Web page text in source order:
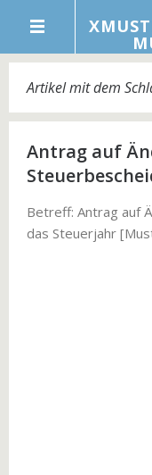
Artikel mit dem
Antrag auf
Betreff: Antrag auf
das Steuerjahr